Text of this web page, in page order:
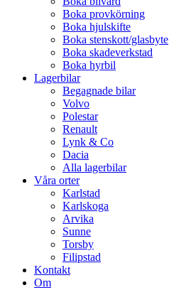
Boka provkörning
Boka hjulskifte
Boka stenskott/glasbyte
Boka skadeverkstad
Boka hyrbil
Lagerbilar
Begagnade bilar
Volvo
Polestar
Renault
Lynk & Co
Dacia
Alla lagerbilar
Våra orter
Karlstad
Karlskoga
Arvika
Sunne
Torsby
Filipstad
Kontakt
Om